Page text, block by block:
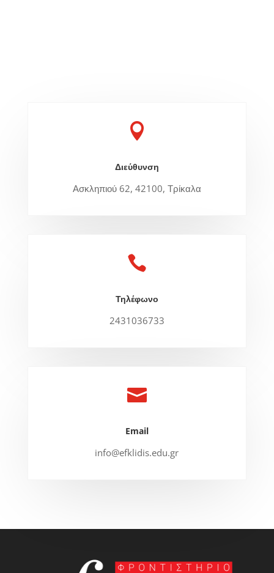

Διεύθυνση
Ασκληπιού 62, 42100, Τρίκαλα

Τηλέφωνο
2431036733

Email
info@efklidis.edu.gr